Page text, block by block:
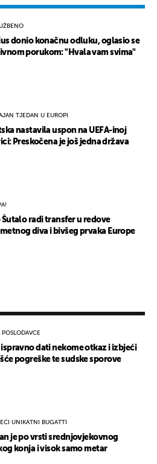
donio konačnu odluku, oglasio se
porukom: "Hvala vam svima"
TJEDAN U EUROPI
nastavila uspon na UEFA-inoj
Preskočena je još jedna država
Šutalo radi transfer u redove
diva i bivšeg prvaka Europe
POSLODAVCE
ispravno dati nekome otkaz i izbjeći
pogreške te sudske sporove
UNIKATNI BUGATTI
je po vrsti srednjovjekovnog
konja i visok samo metar